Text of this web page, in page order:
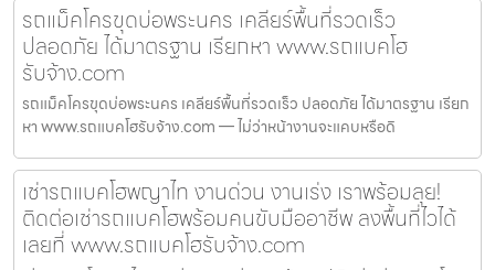
รถแม็คโครขุดบ่อพระนคร เคลียร์พื้นที่รวดเร็ว
ปลอดภัย ได้มาตรฐาน เรียกหา www.รถแบคโฮ
รับจ้าง.com
รถแม็คโครขุดบ่อพระนคร เคลียร์พื้นที่รวดเร็ว ปลอดภัย ได้มาตรฐาน เรียก
หา www.รถแบคโฮรับจ้าง.com — ไม่ว่าหน้างานจะแคบหรือดิ
เช่ารถแบคโฮพญาไท งานด่วน งานเร่ง เราพร้อมลุย!
ติดต่อเช่ารถแบคโฮพร้อมคนขับมืออาชีพ ลงพื้นที่ไวได้
เลยที่ www.รถแบคโฮรับจ้าง.com